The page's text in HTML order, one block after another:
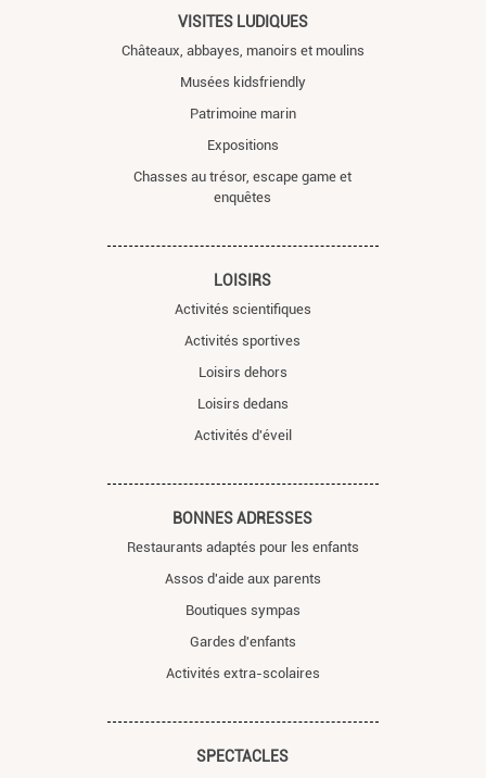
VISITES LUDIQUES
Châteaux, abbayes, manoirs et moulins
Musées kidsfriendly
Patrimoine marin
Expositions
Chasses au trésor, escape game et
enquêtes
LOISIRS
Activités scientifiques
Activités sportives
Loisirs dehors
Loisirs dedans
Activités d'éveil
BONNES ADRESSES
Restaurants adaptés pour les enfants
Assos d'aide aux parents
Boutiques sympas
Gardes d'enfants
Activités extra-scolaires
SPECTACLES